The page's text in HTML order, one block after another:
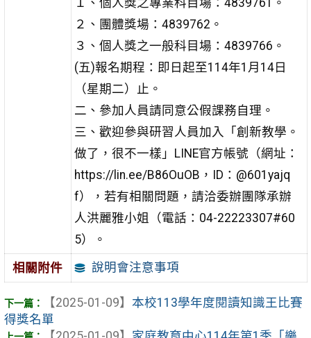
２、團體獎場：4839762。
３、個人獎之一般科目場：4839766。
(五)報名期程：即日起至114年1月14日
（星期二）止。
二、參加人員請同意公假課務自理。
三、歡迎參與研習人員加入「創新教學。
做了，很不一樣」LINE官方帳號（網址：
https://lin.ee/B86OuOB，ID：@601yajq
f），若有相關問題，請洽委辦團隊承辦
人洪麗雅小姐（電話：04-22223307#60
5）。
相關附件 說明會注意事項
【2025-01-09】 本校113學年度閱讀知識王比賽
得獎名單